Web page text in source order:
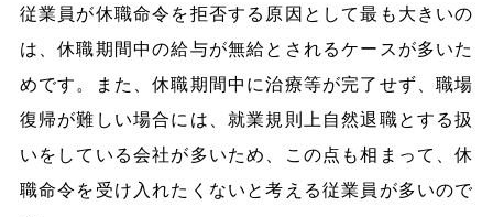
従業員が休職命令を拒否する原因として最も大きいの
は、休職期間中の給与が無給とされるケースが多いた
めです。また、休職期間中に治療等が完了せず、職場
復帰が難しい場合には、就業規則上自然退職とする扱
いをしている会社が多いため、この点も相まって、休
職命令を受け入れたくないと考える従業員が多いので